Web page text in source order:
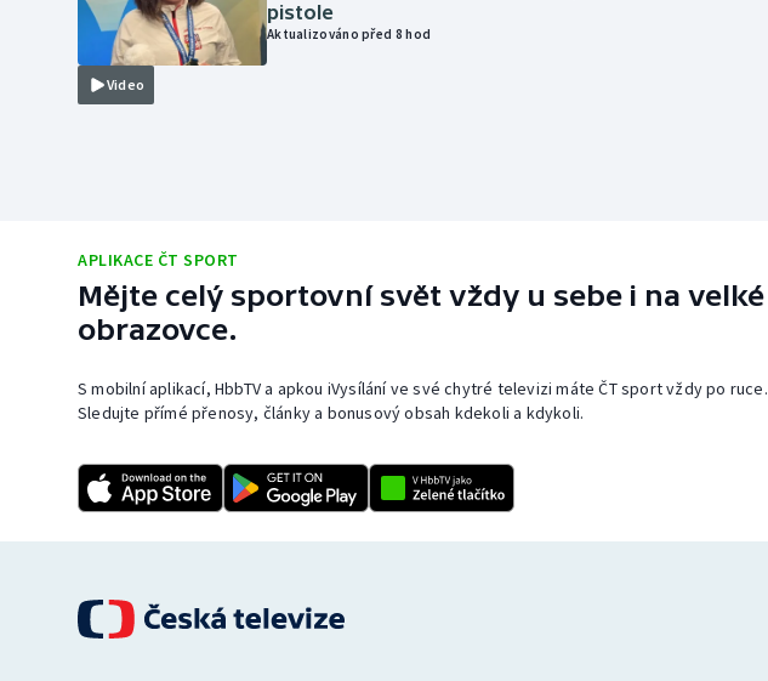
Video
pistole
Aktualizováno před 8 hod
APLIKACE ČT SPORT
Mějte celý sportovní svět vždy u sebe i na velké
obrazovce.
S mobilní aplikací, HbbTV a apkou iVysílání ve své chytré televizi máte ČT sport vždy po ruce.
Sledujte přímé přenosy, články a bonusový obsah kdekoli a kdykoli.